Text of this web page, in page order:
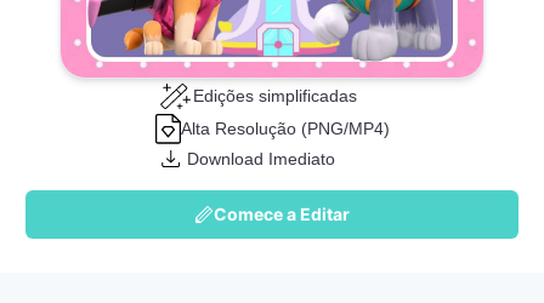
Edições simplificadas
Alta Resolução (PNG/MP4)
Download Imediato
Comece a Editar